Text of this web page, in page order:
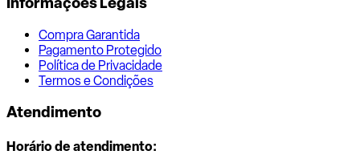
Compra Garantida
Pagamento Protegido
Política de Privacidade
Termos e Condições
Atendimento
Horário de atendimento: